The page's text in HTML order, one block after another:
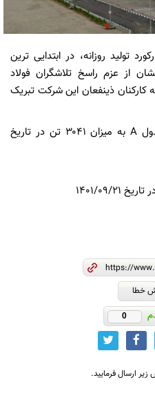
تولید روزانه، در ابتدایی ترین
از عزم راسخ تلاشگران فولاد
کارکنان ذینفعان این شرکت تبریک
رکورد تولید روزانه آهن اسفنجی مدول A به میزان ۳۰۴۱ تن در تاریخ
خطا
0
ارسال فرمایید.